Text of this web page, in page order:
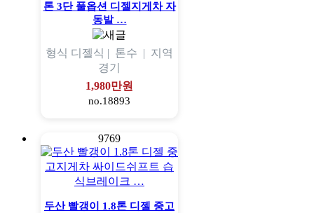
톤 3단 풀옵션 디젤지게차 자
동발 …
형식 디젤식 | 톤수 | 지역
경기
1,980만원
no.18893
9769
두산 빨갱이 1.8톤 디젤 중고